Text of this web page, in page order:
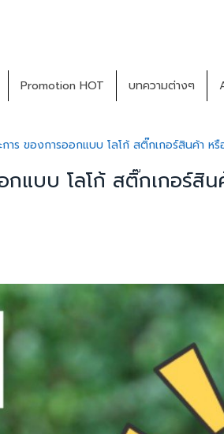
Promotion HOT บทความต่างๆ
าร ของการออกแบบ โลโก้ สติ๊กเกอร์สินค้า ห
แบบ โลโก้ สติ๊กเกอร์สิ